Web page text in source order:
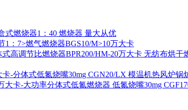
式燃烧器1：40 燃烧器 量大从优
1：7>燃气燃烧器BGS10/M>10万大卡
式高调节比燃烧器BPR200/HM-20万大卡 无纺布烘干
卡-分体式低氮烧嘴30mg CGN20/LX 模温机热风炉锅
大卡-大功率分体式低氮燃烧器 低氮烧嘴30mg